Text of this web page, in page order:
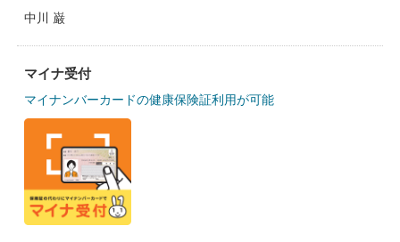
中川 巌
マイナ受付
マイナンバーカードの健康保険証利用が可能